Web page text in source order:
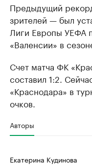
Предыдущий
зрителей — был
Лиги Европы УЕФА
«Валенсии» в
Счет матча ФК
составил 1:2.
«Краснодара» в
очков.
Авторы
Екатерина Кудинова